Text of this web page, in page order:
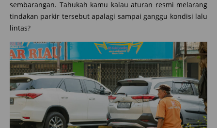
sembarangan. Tahukah kamu kalau aturan resmi melarang
tindakan parkir tersebut apalagi sampai ganggu kondisi lalu
lintas?